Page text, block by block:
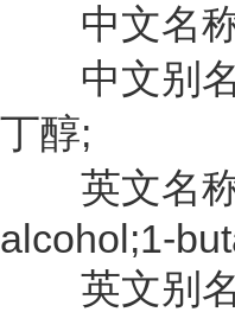
中文名
中文别
丁醇;
英文名
alcohol;1-
英文别